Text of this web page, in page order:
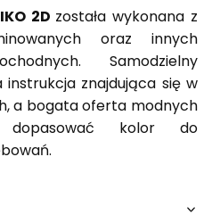
2D została wykonana z
oraz innych
Samodzielny
instrukcja znajdująca się w
a bogata oferta modnych
dopasować kolor do